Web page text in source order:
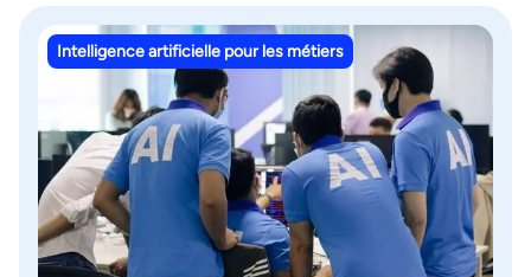
Intelligence artificielle pour les métiers